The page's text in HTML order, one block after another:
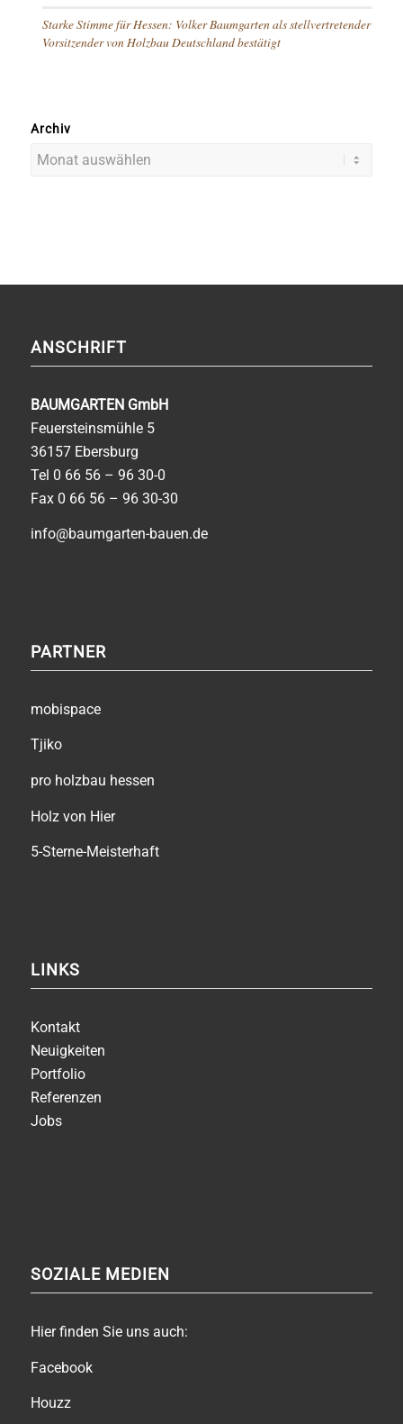
Starke Stimme für Hessen: Volker Baumgarten als stellvertretender
Vorsitzender von Holzbau Deutschland bestätigt
Archiv
ANSCHRIFT
BAUMGARTEN GmbH
Feuersteinsmühle 5
36157 Ebersburg
Tel 0 66 56 – 96 30-0
Fax 0 66 56 – 96 30-30
info@baumgarten-bauen.de
PARTNER
mobispace
Tjiko
pro holzbau hessen
Holz von Hier
5-Sterne-Meisterhaft
LINKS
Kontakt
Neuigkeiten
Portfolio
Referenzen
Jobs
SOZIALE MEDIEN
Hier finden Sie uns auch:
Facebook
Houzz